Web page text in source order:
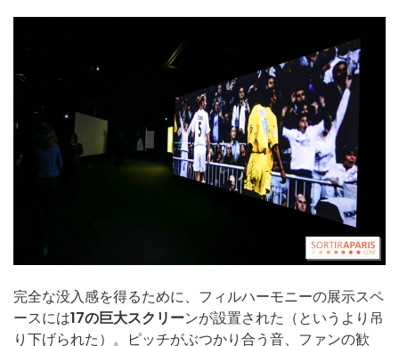
完全な没入感を得るために、フィルハーモニーの展示スペ
ースには17の巨大スクリーンが設置された（というより吊
り下げられた）。ピッチがぶつかり合う音、ファンの歓